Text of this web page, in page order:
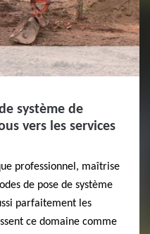
système de
vers les services
professionnel, maîtrise
de pose de système
parfaitement les
ce domaine comme